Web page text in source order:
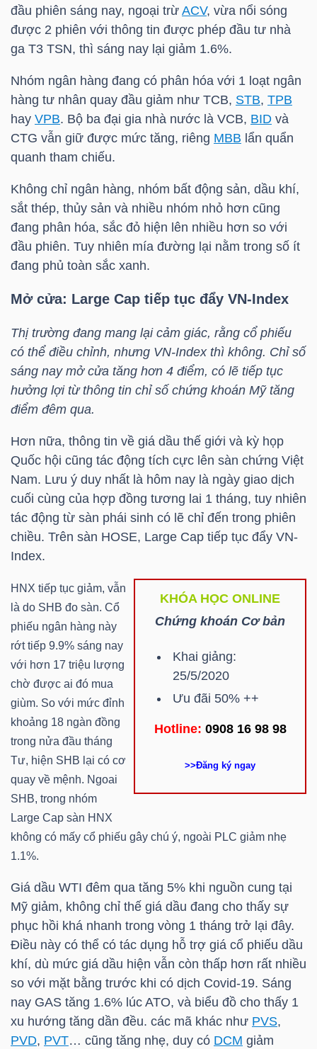
đầu phiên sáng nay, ngoại trừ ACV, vừa nổi sóng
được 2 phiên với thông tin được phép đầu tư nhà
ga T3 TSN, thì sáng nay lại giảm 1.6%.
Nhóm ngân hàng đang có phân hóa với 1 loạt ngân
hàng tư nhân quay đầu giảm như TCB, STB, TPB
hay VPB. Bộ ba đại gia nhà nước là VCB, BID và
CTG vẫn giữ được mức tăng, riêng MBB lẩn quẩn
quanh tham chiếu.
Không chỉ ngân hàng, nhóm bất động sản, dầu khí,
sắt thép, thủy sản và nhiều nhóm nhỏ hơn cũng
đang phân hóa, sắc đỏ hiện lên nhiều hơn so với
đầu phiên. Tuy nhiên mía đường lại nằm trong số ít
đang phủ toàn sắc xanh.
Mở cửa: Large Cap tiếp tục đẩy VN-Index
Thị trường đang mang lại cảm giác, rằng cổ phiếu
có thể điều chỉnh, nhưng VN-Indexthì không. Chỉ số
sáng nay mở cửa tăng hơn 4 điểm, có lẽ tiếp tục
hưởng lợi từ thông tin chỉ số chứng khoán Mỹ tăng
điểm đêm qua.
Hơn nữa, thông tin về giá dầu thế giới và kỳ họp
Quốc hội cũng tác động tích cực lên sàn chứng Việt
Nam. Lưu ý duy nhất là hôm nay là ngày giao dịch
cuối cùng của hợp đồng tương lai 1 tháng, tuy nhiên
tác động từ sàn phái sinh có lẽ chỉ đến trong phiên
chiều. Trên sàn HOSE, Large Cap tiếp tục đẩy VN-
Index.
KHÓA HỌC ONLINE
Chứng khoán Cơ bản
Khai giảng:
25/5/2020
Ưu đãi 50% ++
Hotline: 0908 16 98 98
>>Đăng ký ngay
HNX tiếp tục giảm, vẫn
là do SHB đo sàn. Cổ
phiếu ngân hàng này
rớt tiếp 9.9% sáng nay
với hơn 17 triệu lượng
chờ được ai đó mua
giùm. So với mức đỉnh
khoảng 18 ngàn đồng
trong nửa đầu tháng
Tư, hiện SHB lại có cơ
quay về mệnh. Ngoai
SHB, trong nhóm
Large Cap sàn HNX
không có mấy cổ phiếu gây chú ý, ngoài PLC giảm nhẹ
1.1%.
Giá dầu WTI đêm qua tăng 5% khi nguồn cung tại
Mỹ giảm, không chỉ thế giá dầu đang cho thấy sự
phục hồi khá nhanh trong vòng 1 tháng trở lại đây.
Điều này có thể có tác dụng hỗ trợ giá cổ phiếu dầu
khí, dù mức giá dầu hiện vẫn còn thấp hơn rất nhiều
so với mặt bằng trước khi có dịch Covid-19. Sáng
nay GAS tăng 1.6% lúc ATO, và biểu đồ cho thấy 1
xu hướng tăng dần đều. các mã khác như PVS,
PVD, PVT… cũng tăng nhẹ, duy có DCM giảm
VỤ
TRUYỀN
THÔNG
TIỆN
ÍCH
ĐỘNG
SẢN
Mã
chứng
khoán
(-)
Cổ phiếu Chứng chỉ quỹ
Lãnh
đạo
Người liên quan Cổ đông lớn
Tin
tức
(-)
Bài
viết
của
tác
giả
(-)
cáo
phân
tích
(-)
Thuật
ngữ
(-)